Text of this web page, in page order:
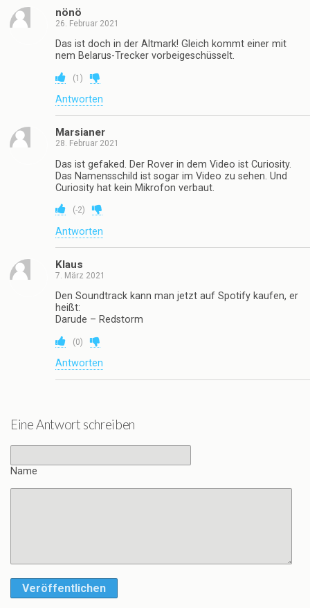
nönö
26. Februar 2021
Das ist doch in der Altmark! Gleich kommt einer mit
nem Belarus-Trecker vorbeigeschüsselt.
(1 )
Antworten
Marsianer
28. Februar 2021
Das ist gefaked. Der Rover in dem Video ist Curiosity.
Das Namensschild ist sogar im Video zu sehen. Und
Curiosity hat kein Mikrofon verbaut.
(-2)
Antworten
Klaus
7. März 2021
Den Soundtrack kann man jetzt auf Spotify kaufen, er
heißt:
Darude – Redstorm
(0)
Antworten
Eine Antwort schreiben
Name
Veröffentlichen